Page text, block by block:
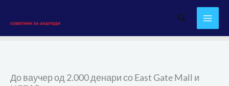
content
Search
До ваучер од 2.000 денари со East Gate Mall и